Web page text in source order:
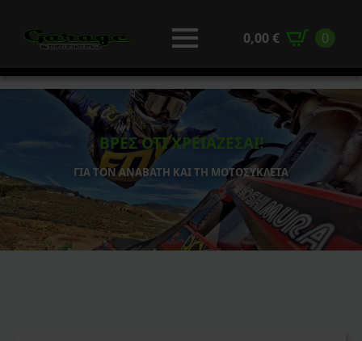
0,00 € 0
ΒΡΕΣ ΟΤΙ ΧΡΕΙΑΖΕΣΑΙ!
ΓΙΑ ΤΟΝ ΑΝΑΒΑΤΗ ΚΑΙ ΤΗ ΜΟΤΟΣΥΚΛΕΤΑ